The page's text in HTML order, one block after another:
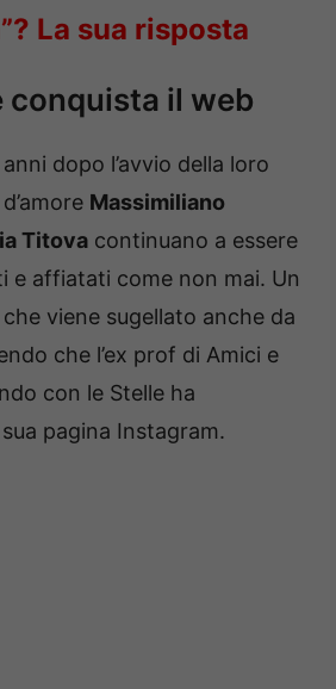
La sua risposta
conquista il web
dopo l’avvio della loro
Massimiliano
Titova continuano a essere
e affiatati come non mai. Un
viene sugellato anche da
che l’ex prof di Amici e
con le Stelle ha
pagina Instagram.